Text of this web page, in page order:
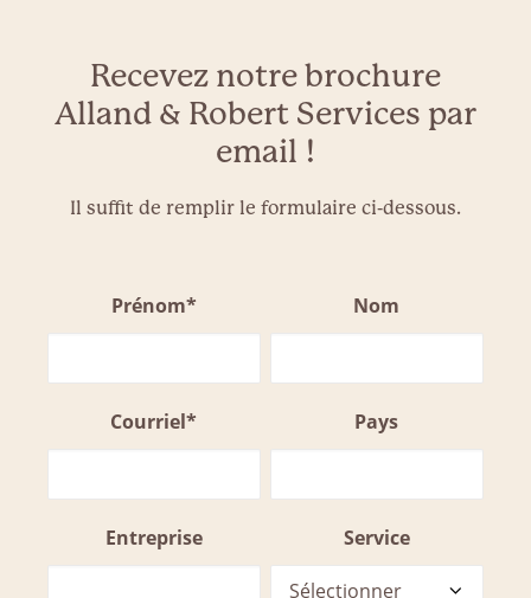
Recevez notre brochure
Alland & Robert Services par
email !
Il suffit de remplir le formulaire ci-dessous.
Prénom* Nom
Courriel* Pays
Entreprise Service